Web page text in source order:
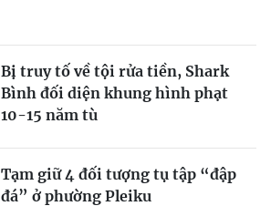
Bị truy tố về tội rửa tiền, Shark
Bình đối diện khung hình phạt
10-15 năm tù
Tạm giữ 4 đối tượng tụ tập “đập
đá” ở phường Pleiku